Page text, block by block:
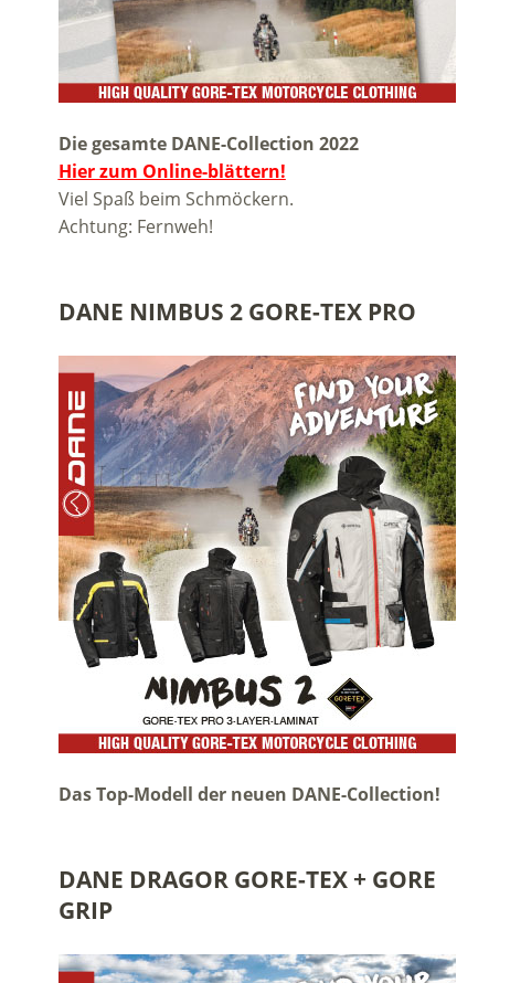
Die gesamte DANE-Collection 2022
Hier zum Online-blättern!
Viel Spaß beim Schmöckern.
Achtung: Fernweh!
DANE NIMBUS 2 GORE-TEX PRO
Das Top-Modell der neuen DANE-Collection!
DANE DRAGOR GORE-TEX + GORE
GRIP